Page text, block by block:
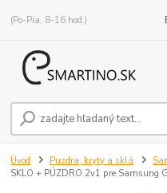
(Po-Pia, 8-16 hod.)
Úvod Puzdra, kryty a sklá
SKLO + PÚZDRO 2v1 pre Samsung